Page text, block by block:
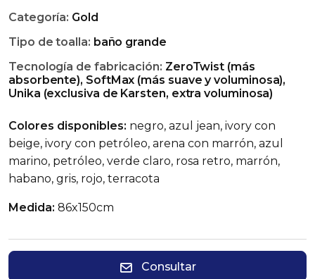
Categoría: Gold
Tipo de toalla: baño grande
Tecnología de fabricación: ZeroTwist (más
absorbente), SoftMax (más suave y voluminosa),
Unika (exclusiva de Karsten, extra voluminosa)
Colores disponibles: negro, azul jean, ivory con
beige, ivory con petróleo, arena con marrón, azul
marino, petróleo, verde claro, rosa retro, marrón,
habano, gris, rojo, terracota
Medida: 86x150cm
Consultar